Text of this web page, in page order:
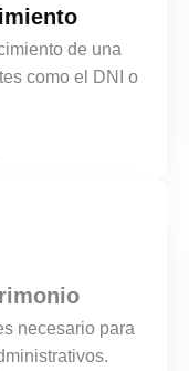
de una
como el DNI o
necesario para